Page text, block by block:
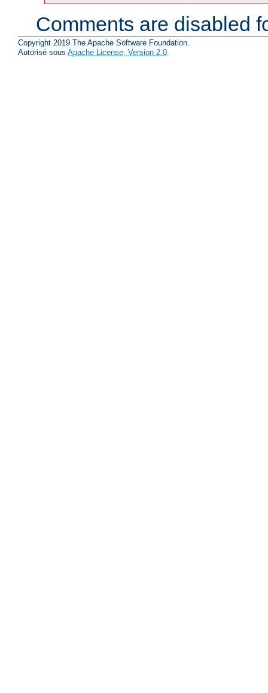
Comments are disabled
Copyright 2019 The Apache Software Foundation.
Autorisé sous Apache License, Version 2.0